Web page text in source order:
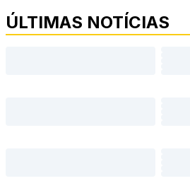
ÚLTIMAS NOTÍCIAS